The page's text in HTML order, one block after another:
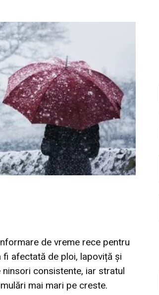
de vreme rece pentru
afectată de ploi, lapoviță și
consistente, iar stratul
mai mari pe creste.